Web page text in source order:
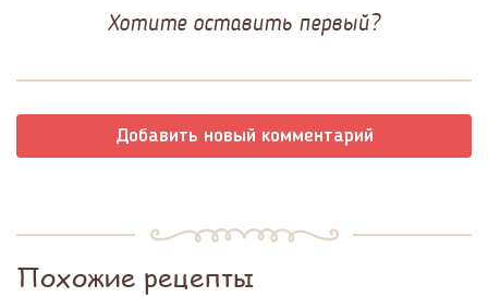
Хотите оставить первый?
Добавить новый комментарий
Похожие рецепты